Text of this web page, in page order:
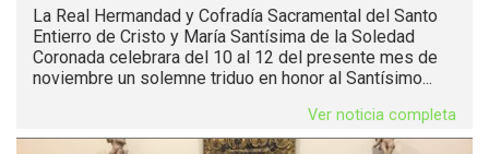
La Real Hermandad y Cofradía Sacramental del Santo
Entierro de Cristo y María Santísima de la Soledad
Coronada celebrara del 10 al 12 del presente mes de
noviembre un solemne triduo en honor al Santísimo...
Ver noticia completa